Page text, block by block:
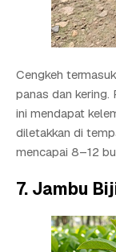
Cengkeh
panas dan
ini mendapat
diletakkan di
mencapai 8–12
7. Jambu